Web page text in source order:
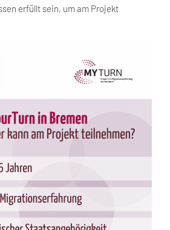
erfüllt sein, um am Projekt